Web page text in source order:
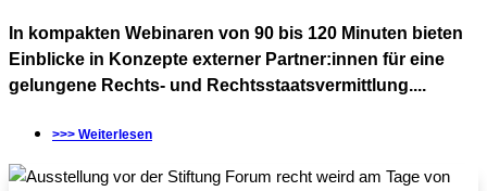
In kompakten Webinaren von 90 bis 120 Minuten bieten
Einblicke in Konzepte externer Partner:innen für eine
gelungene Rechts- und Rechtsstaatsvermittlung....
>>> Weiterlesen